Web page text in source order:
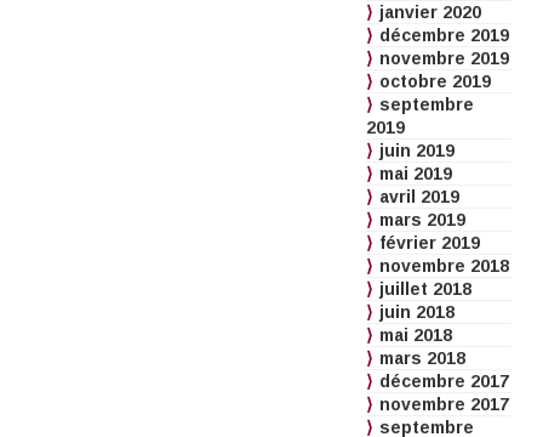
janvier 2020
décembre 2019
novembre 2019
octobre 2019
septembre
2019
juin 2019
mai 2019
avril 2019
mars 2019
février 2019
novembre 2018
juillet 2018
juin 2018
mai 2018
mars 2018
décembre 2017
novembre 2017
septembre